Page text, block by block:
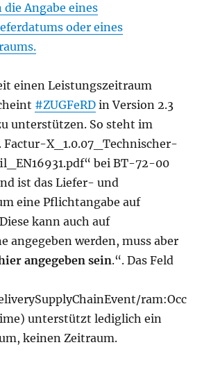
Angabe eines
oder eines
einen Leistungszeitraum
#ZUGFeRD in Version 2.3
unterstützen. So steht im
Factur-X_1.0.07_Technischer-
bei BT-72-00
ist das Liefer- und
eine Pflichtangabe auf
kann auch auf
angegeben werden, muss aber
angegeben sein.“. Das Feld
ram:Occ
unterstützt lediglich ein
keinen Zeitraum.